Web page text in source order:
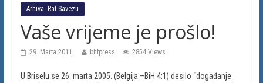
Arhiva: Rat Savezu
Vaše vrijeme je prošlo!
29. Marta 2011. bhfpress 2854 Views
U Briselu se 26. marta 2005. (Belgija –BiH 4:1) desilo “događanje